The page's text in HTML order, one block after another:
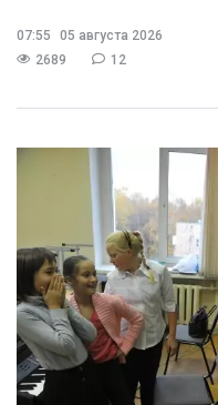
07:55
05 августа 2026
2689
12